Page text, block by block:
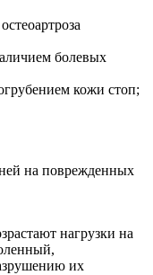
болевых
кожи стоп;
на поврежденных
нагрузки на
их